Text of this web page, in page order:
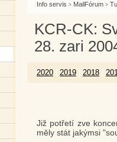
Info servis > MailFórum >
KCR-CK:
28. zari
2020 2019 2018
Již potřetí zve
měly stát jakýmsi